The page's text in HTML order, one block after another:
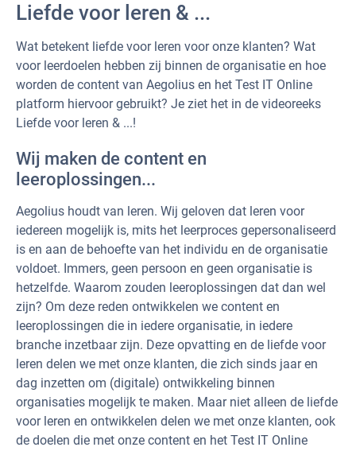
Liefde voor leren & ...
Wat betekent liefde voor leren voor onze klanten? Wat
voor leerdoelen hebben zij binnen de organisatie en hoe
worden de content van Aegolius en het Test IT Online
platform hiervoor gebruikt? Je ziet het in de videoreeks
Liefde voor leren & ...!
Wij maken de content en
leeroplossingen...
Aegolius houdt van leren. Wij geloven dat leren voor
iedereen mogelijk is, mits het leerproces gepersonaliseerd
is en aan de behoefte van het individu en de organisatie
voldoet. Immers, geen persoon en geen organisatie is
hetzelfde. Waarom zouden leeroplossingen dat dan wel
zijn? Om deze reden ontwikkelen we content en
leeroplossingen die in iedere organisatie, in iedere
branche inzetbaar zijn. Deze opvatting en de liefde voor
leren delen we met onze klanten, die zich sinds jaar en
dag inzetten om (digitale) ontwikkeling binnen
organisaties mogelijk te maken. Maar niet alleen de liefde
voor leren en ontwikkelen delen we met onze klanten, ook
de doelen die met onze content en het Test IT Online